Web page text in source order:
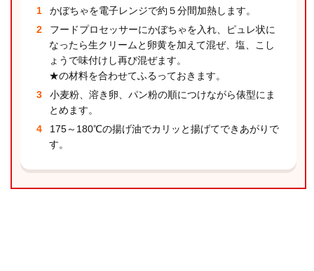
かぼちゃを電子レンジで約５分間加熱します。
フードプロセッサーにかぼちゃを入れ、ピュレ状に
なったら生クリームと卵黄を加えて混ぜ、塩、こし
ょうで味付けし再び混ぜます。
★の材料を合わせてふるっておきます。
小麦粉、溶き卵、パン粉の順につけながら俵型にま
とめます。
175～180℃の揚げ油でカリッと揚げてできあがりで
す。